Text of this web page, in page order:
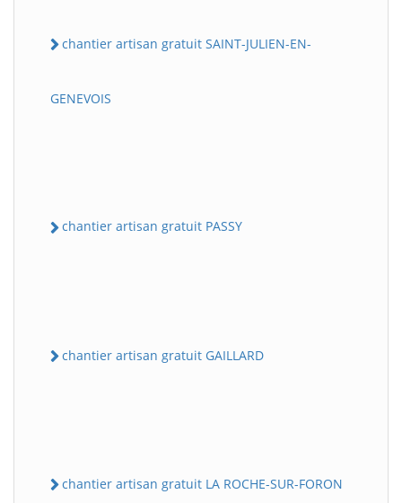
chantier artisan gratuit SAINT-JULIEN-EN-
GENEVOIS
chantier artisan gratuit PASSY
chantier artisan gratuit GAILLARD
chantier artisan gratuit LA ROCHE-SUR-FORON